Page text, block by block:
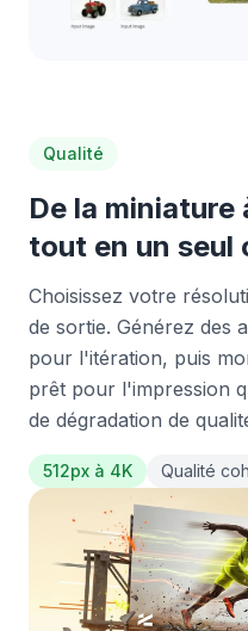
Qualité
De la
tout en un seul
Choisissez votre
de sortie. Générez des
pour l'itération, puis
prêt pour l'impression
de dégradation de
512px à 4K Qualité